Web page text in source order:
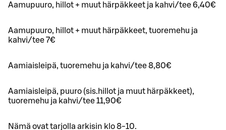
Aamupuuro, hillot + muut härpäkkeet ja kahvi/tee 6,40€
Aamupuuro, hillot + muut härpäkkeet, tuoremehu ja
kahvi/tee 7€
Aamiaisleipä, tuoremehu ja kahvi/tee 8,80€
Aamiaisleipä, puuro (sis.hillot ja muut härpäkkeet),
tuoremehu ja kahvi/tee 11,90€
Nämä ovat tarjolla arkisin klo 8-10.